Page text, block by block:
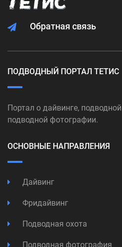
Обратная связь
ПОДВОДНЫЙ ПОРТАЛ ТЕТИС
Портал о дайвинге,
подводной фотографии.
ОСНОВНЫЕ НАПРАВЛЕНИЯ
Дайвинг
Фридайвинг
Подводная охота
Подводная фотография